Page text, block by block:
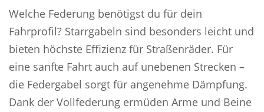
Welche Federung benötigst du für dein
Fahrprofil? Starrgabeln sind besonders leicht und
bieten höchste Effizienz für Straßenräder. Für
eine sanfte Fahrt auch auf unebenen Strecken –
die Federgabel sorgt für angenehme Dämpfung.
Dank der Vollfederung ermüden Arme und Beine